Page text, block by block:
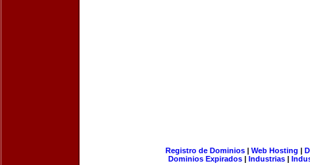
Registro de Dominios| Web Hosting |
Dominios Expirados | Industrias |